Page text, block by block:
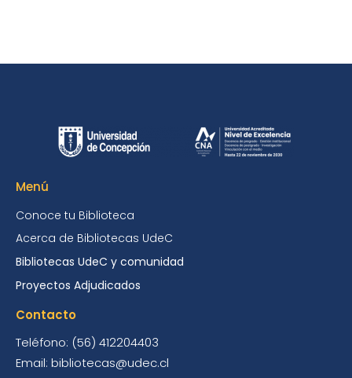
Menú
Conoce tu Biblioteca
Acerca de Bibliotecas UdeC
Bibliotecas UdeC y comunidad
Proyectos Adjudicados
Contacto
Teléfono: (56) 412204403
Email: bibliotecas@udec.cl